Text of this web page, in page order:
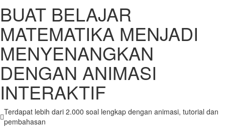
BUAT BELAJAR
MATEMATIKA MENJADI
MENYENANGKAN
DENGAN ANIMASI
INTERAKTIF
Terdapat lebih dari 2.000 soal lengkap dengan animasi, tutorial dan
pembahasan